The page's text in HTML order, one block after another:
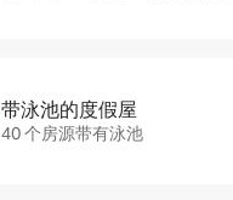
带泳池的度假屋
40 个房源带有泳池